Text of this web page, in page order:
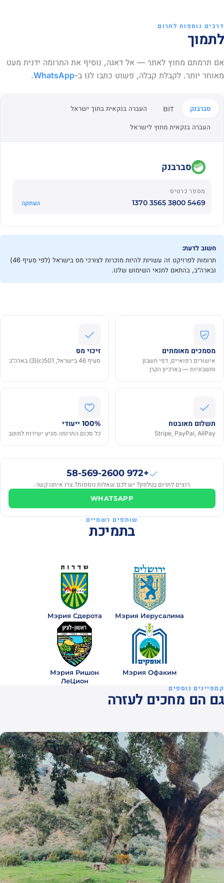
דרכים נוספות לתרום
לתמוך
אם תרמתם מחוץ לאתר — אל דאגה, נוסיף את התרומה ידנית מעט
מאוחר יותר. לקבלת קבלה, פשוט כתבו לנו ב-WhatsApp
.
סברבנק BIT העברה בנקאית בתוך ישראל
העברה בנקאית מחוץ לישראל
סברבנק
מספר כרטיס
5469 3800 3565 1370 העתקה
חשוב לדעת:
תרומות לפרויקט זה עשויות להיות מוכרות לצורכי מס בישראל (לפי סעיף 46)
ובארה״ב, בהתאם לתנאי השימוש שלנו.
מסמכים מאומתים
אישורים רפואיים, דפי חשבון
וחשבוניות — בארכיון הקרן
זיכוי מס
סעיף 46 בישראל, 501(c)(3) בארה״ב
תשלום מאובטח
Stripe, PayPal, AllPay
100% ייעודי
כל סכום התרומה מגיע ישירות למוטב
Sberbank
B
₪65
· לפני 6
חודשים
Александр
· לפני 6
חודשים
Anonymous
+972 58-569-2600
רוצים לתרום בטלפון? יש לכם שאלות נוספות? צרו איתנו קשר.
WHATSAPP
שותפים רשמיים
בתמיכת
Мэрия Иерусалима
Мэрия Сдерота
Мэрия Офаким
Мэрия Ришон
ЛеЦион
קמפיינים נוספים
גם הם מחכים לעזרה